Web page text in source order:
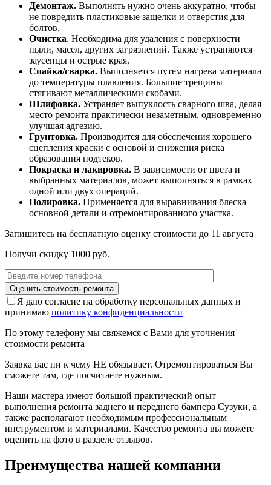
Демонтаж. Выполнять нужно очень аккуратно, чтобы
не повредить пластиковые защелки и отверстия для
болтов.
Очистка. Необходима для удаления с поверхности
пыли, масел, других загрязнений. Также устраняются
заусенцы и острые края.
Спайка/сварка. Выполняется путем нагрева материала
до температуры плавления. Большие трещины
стягивают металлическими скобами.
Шлифовка. Устраняет выпуклость сварного шва, делая
место ремонта практически незаметным, одновременно
улучшая адгезию.
Грунтовка. Производится для обеспечения хорошего
сцепления краски с основой и снижения риска
образования подтеков.
Покраска и лакировка. В зависимости от цвета и
выбранных материалов, может выполняться в рамках
одной или двух операций.
Полировка. Применяется для выравнивания блеска
основной детали и отремонтированного участка.
Запишитесь на бесплатную оценку стоимости до 11 августа
Получи скидку 1000 руб.
Я даю согласие на обработку персональных данных и
принимаю политику конфиденциальности
По этому телефону мы свяжемся с Вами для уточнения
стоимости ремонта
Заявка вас ни к чему НЕ обязывает. Отремонтироваться Вы
сможете там, где посчитаете нужным.
Наши мастера имеют большой практический опыт
выполнения ремонта заднего и переднего бампера Сузуки, а
также располагают необходимым профессиональным
инструментом и материалами. Качество ремонта вы можете
оценить на фото в разделе отзывов.
Преимущества нашей компании